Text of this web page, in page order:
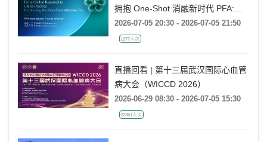
拥抱 One-Shot 消融新时代 PFA:
From Global Research to China
Practice, Embracing the One-Shot
题会
2026-07-05 20:30 - 2026-07-05 21:50
1277人次
直播回看 | 第十三届武汉国际心血管
病大会（WICCD 2026）
2026-06-29 08:30 - 2026-07-05 15:30
22351人次